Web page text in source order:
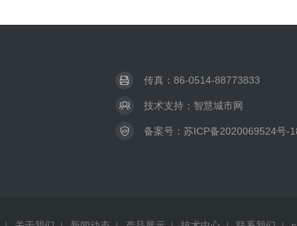
传真：86-0514-88773833
技术支持： 智慧城市网
备案号： 苏ICP备2020069524号-